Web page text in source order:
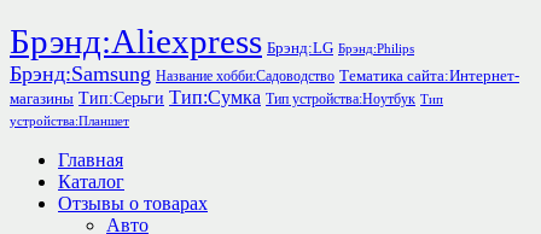
Брэнд:Aliexpress Брэнд:LG Брэнд:Philips
Брэнд:Samsung Название хобби:Садоводство Тематика сайта:Интернет-
магазины Тип:Серьги Тип:Сумка Тип устройства:Ноутбук Тип
устройства:Планшет
Главная
Каталог
Отзывы о товарах
Авто